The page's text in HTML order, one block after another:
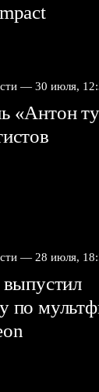
— 30 июля,
«Антон
— 28 июля,
по